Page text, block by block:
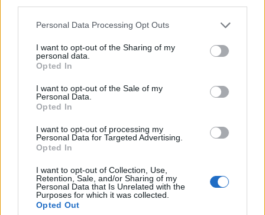
Personal Data Processing Opt Outs
I want to opt-out of the Sharing of my
personal data.
Opted In
I want to opt-out of the Sale of my
Personal Data.
Opted In
I want to opt-out of processing my
Personal Data for Targeted Advertising.
Opted In
I want to opt-out of Collection, Use,
Retention, Sale, and/or Sharing of my
Personal Data that Is Unrelated with the
Purposes for which it was collected.
Opted Out
Εγγραφή στο Newsletter
Σημαντικά νέα για την υγεία στο mail σας καθημερινά
Έχω διαβάσει, κατανοώ και αποδέχομαι τους
Δηλώνω υπεύθυνα ότι είμαι άνω των 18 ετών ή ότι βρίσκομαι υπό την
εποπτεία γονέα ή κηδεμόνα ή επιτρόπου